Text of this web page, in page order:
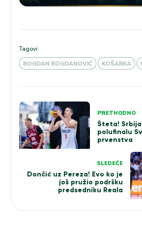
Tagovi:
BOGDAN BOGDANOVIĆ
KOŠARKA
Kretanje
članka
PRETHODNO
Šteta!
polufinalu
prvenstva
SLEDEĆE
Dončić uz Pereza! Evo ko je
još pružio podršku
predsedniku Reala